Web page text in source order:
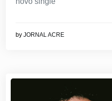
by JORNAL ACRE